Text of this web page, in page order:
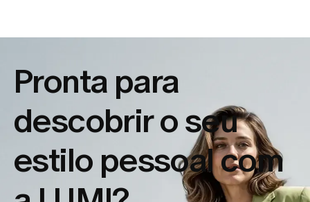
Pronta para
descobrir o seu
estilo pessoal com